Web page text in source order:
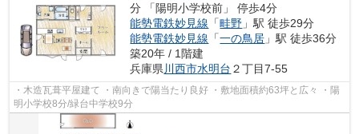
分 「陽明小学校前」 停歩4分
能勢電鉄妙見線 「畦野 」駅 徒歩29分
能勢電鉄妙見線 「一の鳥居 」駅 徒歩36分
築20年 / 1階建
兵庫県 川西市水明台 ２丁目7-55
・木造瓦葺平屋建て ・南向きで陽当たり良好 ・敷地面積約63坪と広々 ・陽
明小学校8分/緑台中学校9分